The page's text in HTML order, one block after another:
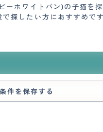
ーホワイトバン)の子猫を
探したい方におすすめです
条件を保存する